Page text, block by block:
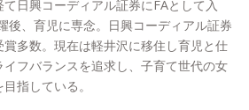
日興コーディアル証券にFAとして入
後、育児に専念。日興コーディアル証券
多数。現在は軽井沢に移住し育児と仕
フバランスを追求し、子育て世代の女
指している。